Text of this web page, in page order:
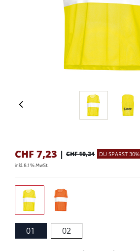
CHF 7,23 | CHF 10,34 DU SPARST 30%
inkl. 8.1 % MwSt.
01 02